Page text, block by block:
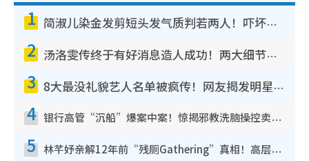
1 简淑儿染金发剪短头发气质判若两人！吓坏老公麦大力都认不出：“你做什么？”
2 汤洛雯传终于有好消息造人成功！两大细节曝孕味极浓引猜测：大肚婆先会咁！
3 8大最没礼貌艺人名单被疯传！网友揭发明星真面目，一致数落这一位是无品天花板？
4 银行高管“沉船”爆案中案！惊揭邪教洗脑操控卖淫被吞600万，幕后黑手讲多错多
5 林芊妤亲解12年前“残厕Gathering”真相！高层解约一句话重创尊严，至今拒返TVB